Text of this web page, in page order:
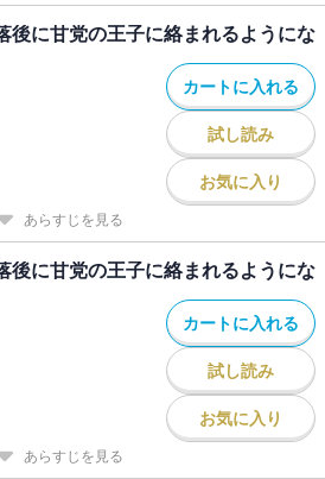
後に甘党の王子に絡まれるようにな
カートに入れる
試し読み
お気に入り
あらすじを見る
後に甘党の王子に絡まれるようにな
カートに入れる
試し読み
お気に入り
あらすじを見る